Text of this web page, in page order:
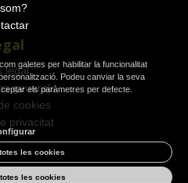
legal
generals
cookies
privacitat
galetes per habilitar la funcionalitat
Podeu canviar la seva
els paràmetres per defecte.
les cookies
les cookies